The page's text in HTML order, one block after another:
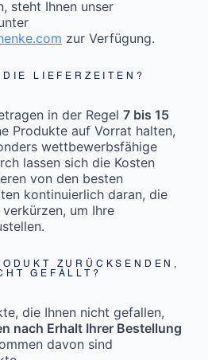
steht Ihnen unser
zur Verfügung.
LIEFERZEITEN?
in der Regel 7 bis 15
Produkte auf Vorrat halten,
wettbewerbsfähige
lassen sich die Kosten
von den besten
kontinuierlich daran, die
um Ihre
ZURÜCKSENDEN,
GEFÄLLT?
die Ihnen nicht gefallen,
nach Erhalt Ihrer Bestellung
davon sind